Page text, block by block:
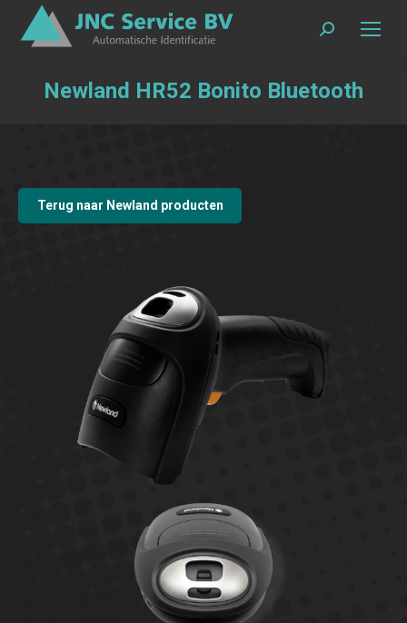
Zoeken:
Newland HR52 Bonito Bluetooth
Terug naar Newland producten